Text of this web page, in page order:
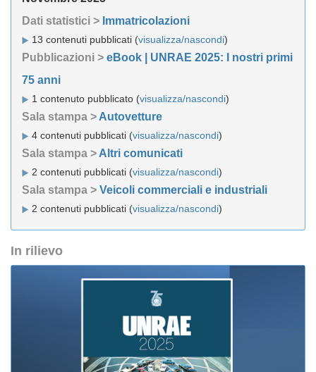
Dati statistici > Immatricolazioni
13 contenuti pubblicati (visualizza/nascondi)
Pubblicazioni > eBook | UNRAE 2025: I nostri primi
75 anni
1 contenuto pubblicato (visualizza/nascondi)
Sala stampa > Autovetture
4 contenuti pubblicati (visualizza/nascondi)
Sala stampa > Altri comunicati
2 contenuti pubblicati (visualizza/nascondi)
Sala stampa > Veicoli commerciali e industriali
2 contenuti pubblicati (visualizza/nascondi)
In rilievo